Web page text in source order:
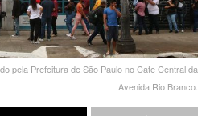
pela Prefeitura de São Paulo no Cate Central da
Avenida Rio Branco.